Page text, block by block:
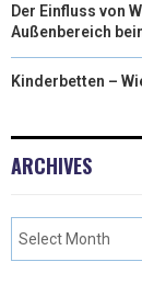
Der Einfluss von
Außenbereich
Kinderbetten –
ARCHIVES